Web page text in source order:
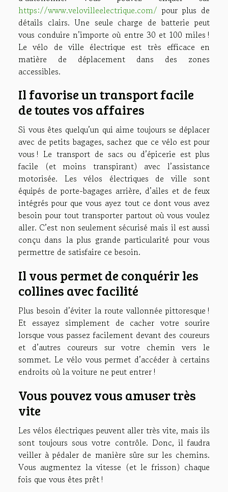
https://www.velovilleelectrique.com/ pour plus de
détails clairs. Une seule charge de batterie peut
vous conduire n’importe où entre 30 et 100 miles !
Le vélo de ville électrique est très efficace en
matière de déplacement dans des zones
accessibles.
Il favorise un transport facile
de toutes vos affaires
Si vous êtes quelqu’un qui aime toujours se déplacer
avec de petits bagages, sachez que ce vélo est pour
vous ! Le transport de sacs ou d’épicerie est plus
facile (et moins transpirant) avec l’assistance
motorisée. Les vélos électriques de ville sont
équipés de porte-bagages arrière, d’ailes et de feux
intégrés pour que vous ayez tout ce dont vous avez
besoin pour tout transporter partout où vous voulez
aller. C’est non seulement sécurisé mais il est aussi
conçu dans la plus grande particularité pour vous
permettre de satisfaire ce besoin.
Il vous permet de conquérir les
collines avec facilité
Plus besoin d’éviter la route vallonnée pittoresque !
Et essayez simplement de cacher votre sourire
lorsque vous passez facilement devant des coureurs
et d’autres coureurs sur votre chemin vers le
sommet. Le vélo vous permet d’accéder à certains
endroits où la voiture ne peut entrer !
Vous pouvez vous amuser très
vite
Les vélos électriques peuvent aller très vite, mais ils
sont toujours sous votre contrôle. Donc, il faudra
veiller à pédaler de manière sûre sur les chemins.
Vous augmentez la vitesse (et le frisson) chaque
fois que vous êtes prêt !